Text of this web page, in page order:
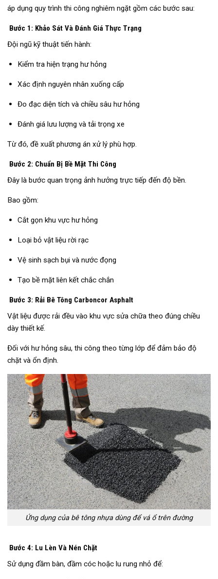
áp dụng quy trình thi công nghiêm ngặt gồm các bước sau:
Bước 1: Khảo Sát Và Đánh Giá Thực Trạng
Đội ngũ kỹ thuật tiến hành:
Kiểm tra hiện trạng hư hỏng
Xác định nguyên nhân xuống cấp
Đo đạc diện tích và chiều sâu hư hỏng
Đánh giá lưu lượng và tải trọng xe
Từ đó, đề xuất phương án xử lý phù hợp.
Bước 2: Chuẩn Bị Bề Mặt Thi Công
Đây là bước quan trọng ảnh hưởng trực tiếp đến độ bền.
Bao gồm:
Cắt gọn khu vực hư hỏng
Loại bỏ vật liệu rời rạc
Vệ sinh sạch bụi và nước đọng
Tạo bề mặt liên kết chắc chắn
Bước 3: Rải Bê Tông Carboncor Asphalt
Vật liệu được rải đều vào khu vực sửa chữa theo đúng chiều
dày thiết kế.
Đối với hư hỏng sâu, thi công theo từng lớp để đảm bảo độ
chặt và ổn định.
Ứng dụng của bê tông nhựa dùng để vá ổ trên đường
Bước 4: Lu Lèn Và Nén Chặt
Sử dụng đầm bàn, đầm cóc hoặc lu rung nhỏ để: